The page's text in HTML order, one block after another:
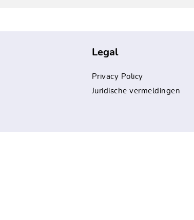
Legal
Privacy Policy
Juridische vermeldingen